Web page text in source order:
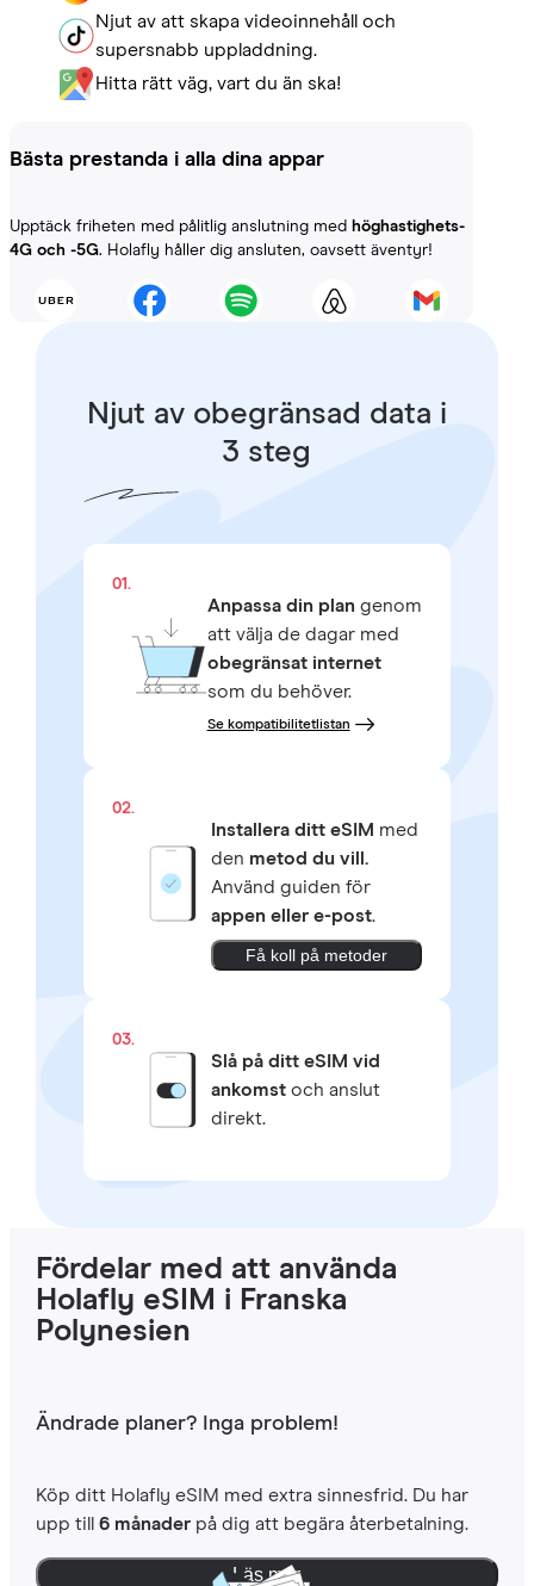
Njut av att skapa videoinnehåll och
supersnabb uppladdning.
Hitta rätt väg, vart du än ska!
Bästa prestanda i alla dina appar
Upptäck friheten med pålitlig anslutning med höghastighets-
4G och -5G. Holafly håller dig ansluten, oavsett äventyr!
Njut av obegränsad data i
3 steg
01.
Anpassa din plangenom
att välja de dagar med
obegränsat internet
som du behöver.
Se kompatibilitetlistan
02.
Installera ditt eSIM med
den metod du vill.
Använd guiden för
appen eller e-post.
Få koll på metoder
03.
Slå på ditt eSIM vid
ankomstoch anslut
direkt.
Fördelar med att använda
Holafly eSIM i Franska
Polynesien
Ändrade planer? Inga problem!
Köp ditt Holafly eSIM med extra sinnesfrid. Du har
upp till 6 månaderpå dig att begära återbetalning.
Läs mer